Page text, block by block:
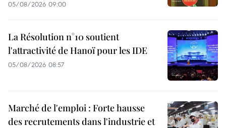
05/08/2026 09:00
La Résolution n°10 soutient
l'attractivité de Hanoï pour les IDE
05/08/2026 08:57
Marché de l'emploi : Forte hausse
des recrutements dans l'industrie et